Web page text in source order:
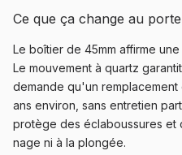
Ce que ça change au
Le boîtier de 45mm affirme
Le mouvement à quartz
demande qu'un
ans environ, sans entretien
protège des éclaboussures et
nage ni à la plongée.